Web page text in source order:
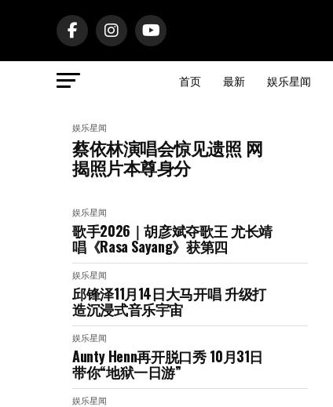
首页 最新 娱乐星闻
娱乐星闻
蔡依林演唱会惊见遗照 网
揭照片本尊身分
娱乐星闻
歌手2026｜胡彦斌夺歌王 尤长靖
唱《Rasa Sayang》获第四
娱乐星闻
邱锋泽11月14日大马开唱 升级打
造沉浸式音乐宇宙
娱乐星闻
Aunty Henn再开脱口秀 10月31日
带你“地狱一日游”
娱乐星闻